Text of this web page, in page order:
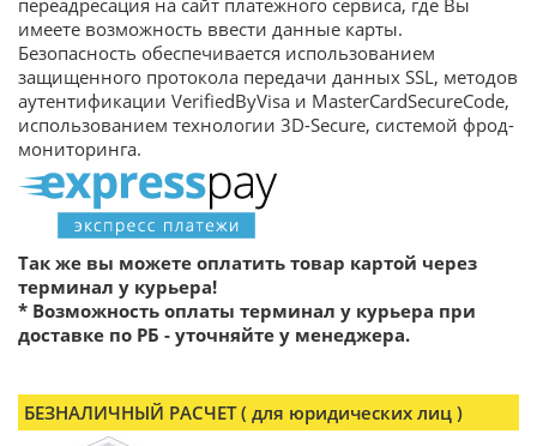
переадресация на сайт платежного сервиса, где Вы
имеете возможность ввести данные карты.
Безопасность обеспечивается использованием
защищенного протокола передачи данных SSL, методов
аутентификации VerifiedBуVisa и MasterCardSecureCode,
использованием технологии 3D-Secure, системой фрод-
мониторинга.
Так же вы можете оплатить товар картой через
терминал у курьера!
* Возможность оплаты терминал у курьера при
доставке по РБ - уточняйте у менеджера.
БЕЗНАЛИЧНЫЙ РАСЧЕТ ( для юридических лиц )